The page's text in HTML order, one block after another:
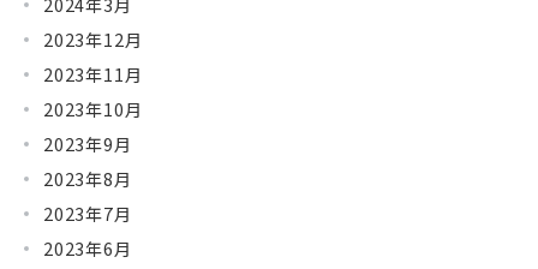
2023年12月
2023年11月
2023年10月
2023年9月
2023年8月
2023年7月
2023年6月